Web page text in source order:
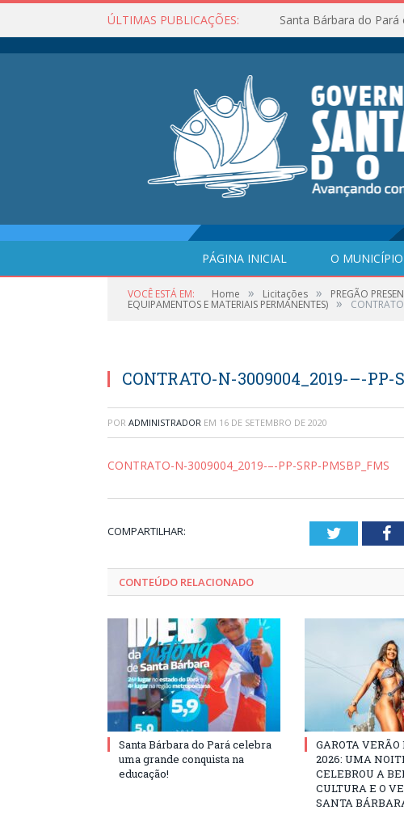
ÚLTIMAS PUBLICAÇÕES: Santa Bárbara do
PÁGINA INICIAL O MUNICÍPIO
VOCÊ ESTÁ EM: Home » Licitações » PREGÃO
EQUIPAMENTOS E MATERIAIS PERMANENTES) »
CONTRATO-N-3009004_2019-–-PP-
POR ADMINISTRADOR EM 16 DE SETEMBRO DE 2020
CONTRATO-N-3009004_2019-–-PP-SRP-PMSBP_FMS
COMPARTILHAR: Twitter
CONTEÚDO RELACIONADO
Santa Bárbara do Pará celebra
uma grande conquista na
educação!
GAROTA
2026: UMA
CELEBROU A
CULTURA E O
SANTA